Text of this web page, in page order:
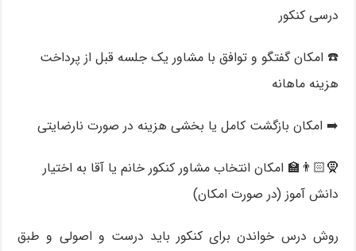
درسی کنکور
☎️ امکان گفتگو و توافق با مشاور یک جلسه قبل از پرداخت
هزینه ماهانه
➡️ امکان بازگشت کامل یا بخشی هزینه در صورت نارضایتی
🧕🏻👨‍🏫 امکان انتخاب مشاور کنکور خانم یا آقا به اختیار
دانش آموز (در صورت امکان)
روش درس خواندن برای کنکور باید درست و اصولی و طبق